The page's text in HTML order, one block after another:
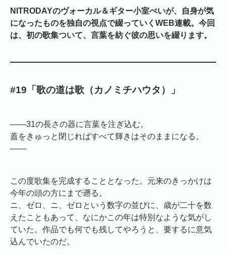
NITRODAYのヴォーカル＆ギター小室ぺいが、自身が気
になったものを独自の視点で綴っていくWEB連載。今回
は、初の歌集ついて、言葉を紡ぐ彼の思いを綴ります。
#19「歌の道は歌（カノミチハウタ）」
――31の長さの器に言葉を注ぎ込む。
蓋をきゅっと閉じればすべて輝きはそのままになる。
――
この度歌集を完成することとなった。元来のきっかけは
今年の頭の方にまで遡る。
ニ、ゼロ、ニ、ゼロという数字の並びに、歳が二十を数
えたこともあって、なにかこの年は特別なような気がし
ていた。作品でも何でも残してやろうと、要するに意気
込んでいたのだ。